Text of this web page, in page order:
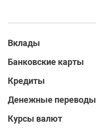
Вклады
Банковские карты
Кредиты
Денежные переводы
Курсы валют